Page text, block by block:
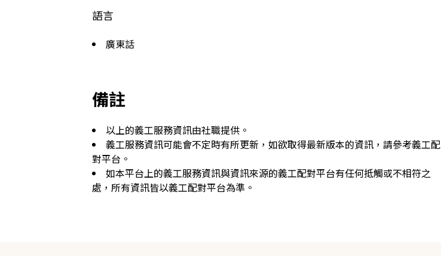
語言
廣東話
備註
以上的義工服務資訊由社職提供。
義工服務資訊可能會不定時有所更新，如欲取得最新版本的資訊，請參考義工配
對平台。
如本平台上的義工服務資訊與資訊來源的義工配對平台有任何抵觸或不相符之
處，所有資訊皆以義工配對平台為準。